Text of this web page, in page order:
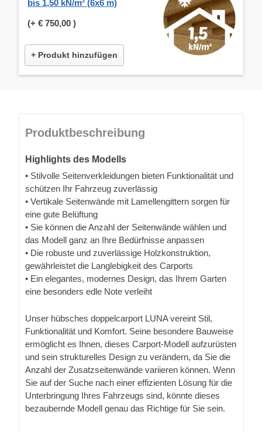
bis 1,50 kN/m² (6x6 m)
(+ € 750,00 )
+ Produkt hinzufügen
Produktbeschreibung
Highlights des Modells
• Stilvolle Seitenverkleidungen bieten Funktionalität und
schützen Ihr Fahrzeug zuverlässig
• Vertikale Seitenwände mit Lamellengittern sorgen für
eine gute Belüftung
• Sie können die Anzahl der Seitenwände wählen und
das Modell ganz an Ihre Bedürfnisse anpassen
• Die robuste und zuverlässige Holzkonstruktion,
gewährleistet die Langlebigkeit des Carports
• Ein elegantes, modernes Design, das Ihrem Garten
eine besonders edle Note verleiht
Unser hübsches doppelcarport LUNA vereint Stil,
Funktionalität und Komfort. Seine besondere Bauweise
ermöglicht es Ihnen, dieses Carport-Modell aufzurüsten
und sein strukturelles Design zu verändern, da Sie die
Anzahl der Zusatzseitenwände variieren können. Wenn
Sie auf der Suche nach einer effizienten Lösung für die
Unterbringung Ihres Fahrzeugs sind, könnte dieses
bezaubernde Modell genau das Richtige für Sie sein.